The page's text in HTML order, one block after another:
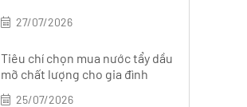
27/07/2026
Tiêu chí chọn mua nước tẩy dầu
mỡ chất lượng cho gia đình
25/07/2026